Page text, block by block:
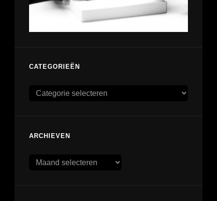
CATEGORIEËN
Categorieën
ARCHIEVEN
Archieven